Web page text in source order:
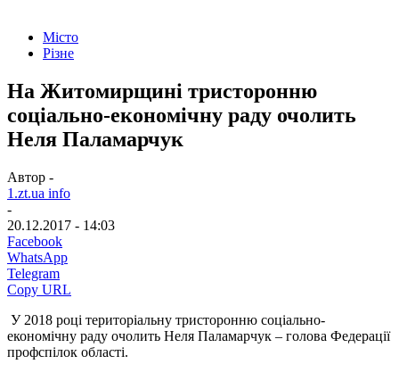
Місто
Різне
На Житомирщині тристоронню
соціально-економічну раду очолить
Неля Паламарчук
Автор -
1.zt.ua info
-
20.12.2017 - 14:03
Facebook
WhatsApp
Telegram
Copy URL
У 2018 році територіальну тристоронню соціально-
економічну раду очолить Неля Паламарчук – голова Федерації
профспілок області.